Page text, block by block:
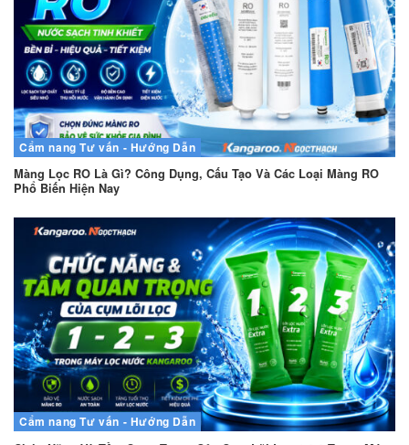
Cẩm nang Tư vấn - Hướng Dẫn
Màng Lọc RO Là Gì? Công Dụng, Cấu Tạo Và Các Loại Màng RO
Phổ Biến Hiện Nay
Cẩm nang Tư vấn - Hướng Dẫn